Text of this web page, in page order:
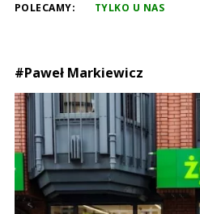
POLECAMY: TYLKO U NAS
#Paweł Markiewicz